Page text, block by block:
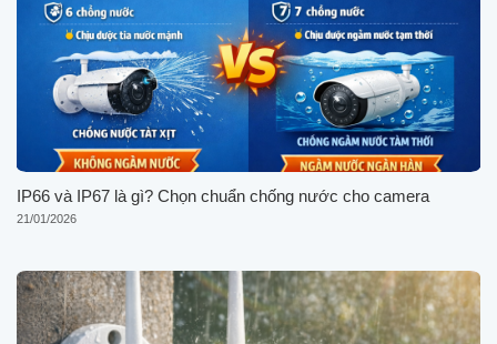
IP66 và IP67 là gì? Chọn chuẩn chống nước cho camera
21/01/2026